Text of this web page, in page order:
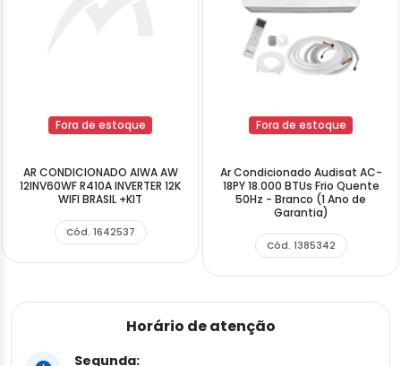
Fora de estoque
AR CONDICIONADO AIWA AW
12INV60WF R410A INVERTER 12K
WIFI BRASIL +KIT
Cód. 1642537
Fora de estoque
Ar Condicionado Audisat AC-
18PY 18.000 BTUs Frio Quente
50Hz - Branco (1 Ano de
Garantia)
Cód. 1385342
Horário de atenção
Segunda: